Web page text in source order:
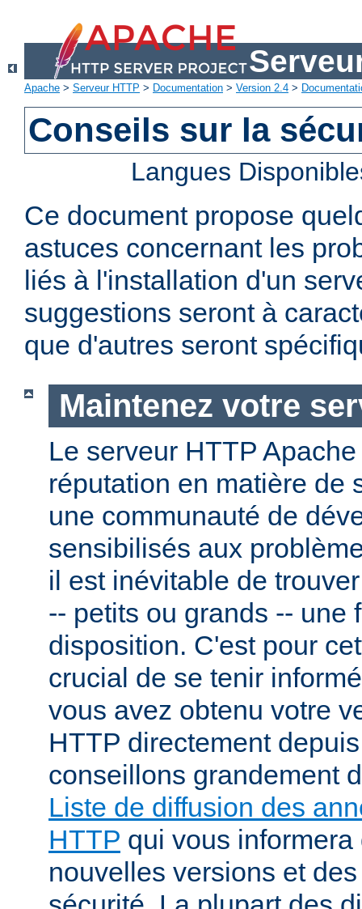
Apache > Serveur HTTP > Documentation > Version 2.4 >
Conseils sur la
Langues
Ce document propose
astuces concernant les
liés à l'installation d'un
suggestions seront à
que d'autres seront
Maintenez votre
Le serveur HTTP
réputation en matière de
une communauté de
sensibilisés aux
il est inévitable de
-- petits ou grands -- une
disposition. C'est pour
crucial de se tenir
vous avez obtenu votre
HTTP directement
conseillons grandement
Liste de diffusion des
HTTP qui vous
nouvelles versions et